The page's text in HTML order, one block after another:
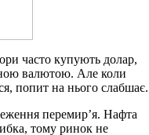
часто купують долар,
валютою. Але коли
попит на нього слабшає.
перемир’я. Нафта
тому ринок не